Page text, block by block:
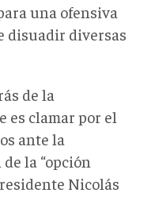
una ofensiva
disuadir diversas
de la
es clamar por el
ante la
la “opción
Nicolás